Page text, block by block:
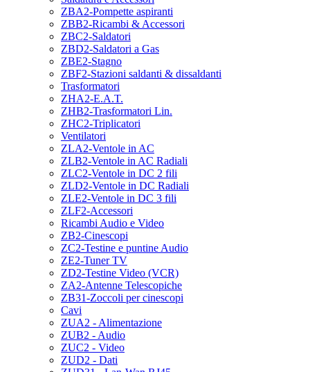
ZBA2-Pompette aspiranti
ZBB2-Ricambi & Accessori
ZBC2-Saldatori
ZBD2-Saldatori a Gas
ZBE2-Stagno
ZBF2-Stazioni saldanti & dissaldanti
Trasformatori
ZHA2-E.A.T.
ZHB2-Trasformatori Lin.
ZHC2-Triplicatori
Ventilatori
ZLA2-Ventole in AC
ZLB2-Ventole in AC Radiali
ZLC2-Ventole in DC 2 fili
ZLD2-Ventole in DC Radiali
ZLE2-Ventole in DC 3 fili
ZLF2-Accessori
Ricambi Audio e Video
ZB2-Cinescopi
ZC2-Testine e puntine Audio
ZE2-Tuner TV
ZD2-Testine Video (VCR)
ZA2-Antenne Telescopiche
ZB31-Zoccoli per cinescopi
Cavi
ZUA2 - Alimentazione
ZUB2 - Audio
ZUC2 - Video
ZUD2 - Dati